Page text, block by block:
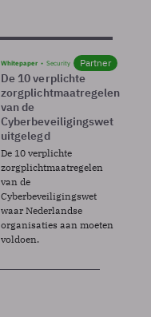
Whitepaper Security Partner
De 10 verplichte
zorgplichtmaatregelen
van de
Cyberbeveiligingswet
uitgelegd
De 10 verplichte
zorgplichtmaatregelen
van de
Cyberbeveiligingswet
waar Nederlandse
organisaties aan moeten
voldoen.